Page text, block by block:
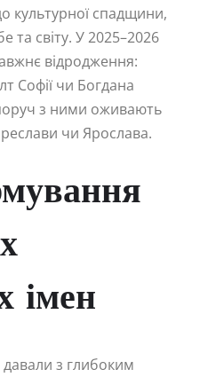
культурної спадщини,
та світу. У 2025–2026
відродження:
Софії чи Богдана
з ними оживають
чи Ярослава.
імен
давали з глибоким